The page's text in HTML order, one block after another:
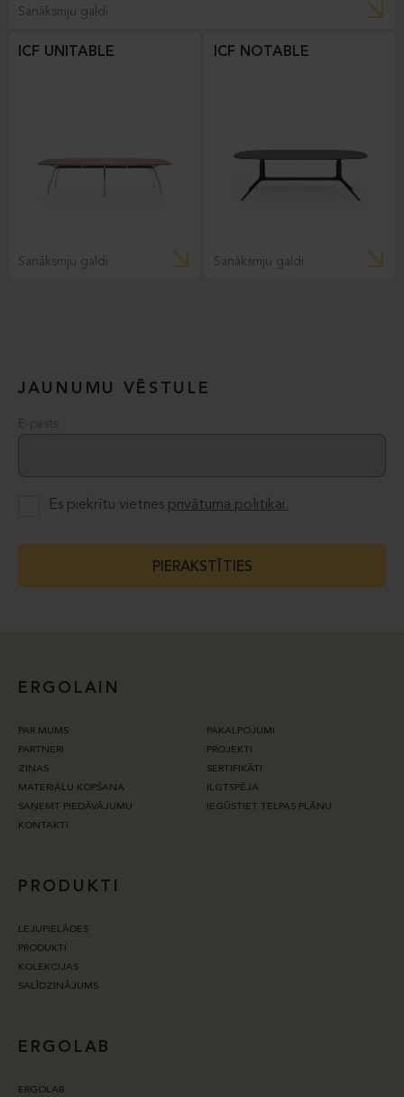
Sanāksmju galdi
ICF UNITABLE
Sanāksmju galdi
ICF NOTABLE
Sanāksmju galdi
JAUNUMU VĒSTULE
E-pasts
Es piekrītu vietnes privātuma politikai.
PIERAKSTĪTIES
ERGOLAIN
PAR MUMS
PAKALPOJUMI
PARTNERI
PROJEKTI
ZIŅAS
SERTIFIKĀTI
MATERIĀLU KOPŠANA
ILGTSPĒJA
SAŅEMT PIEDĀVĀJUMU
IEGŪSTIET TELPAS PLĀNU
KONTAKTI
PRODUKTI
LEJUPIELĀDES
PRODUKTI
KOLEKCIJAS
SALĪDZINĀJUMS
ERGOLAB
ERGOLAB